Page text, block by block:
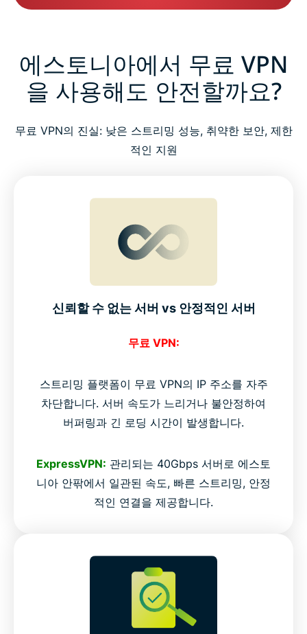
에스토니아에서 무료 VPN
을 사용해도 안전할까요?
무료 VPN의 진실: 낮은 스트리밍 성능, 취약한 보안, 제한
적인 지원
신뢰할 수 없는 서버 vs 안정적인 서버
무료 VPN:
스트리밍 플랫폼이 무료 VPN의 IP 주소를 자주
차단합니다. 서버 속도가 느리거나 불안정하여
버퍼링과 긴 로딩 시간이 발생합니다.
ExpressVPN: 관리되는 40Gbps 서버로 에스토
니아 안팎에서 일관된 속도, 빠른 스트리밍, 안정
적인 연결을 제공합니다.